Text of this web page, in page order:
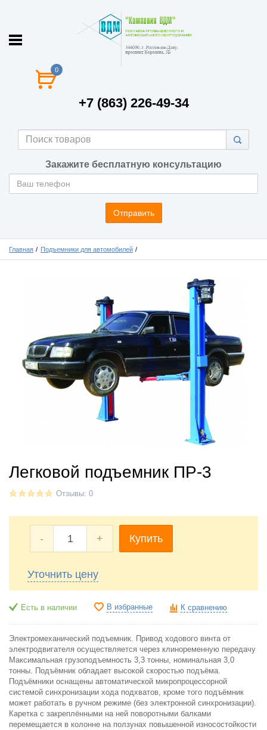
0
+7 (863) 226-49-34
Закажите бесплатную консультацию
Отправить
Главная Подъемники для автомобилей
Легковой подъемник ПР-3
Отзывы: 0
- + Купить
Уточнить цену
Есть в наличии В избранные К сравнению
Электромеханический подъемник.
Привод ходового винта от
электродвигателя осуществляется через клиноременную передачу
Максимальная грузоподъемность 3,3 тонны, номинальная 3,0
тонны. Подъёмник обладает высокой скоростью подъёма.
Подъёмники оснащены автоматической микропроцессорной
системой синхронизации хода подхватов, кроме того подъёмник
может работать в ручном режиме (без электронной синхронизации).
Каретка с закреплёнными на ней поворотными балками
перемещается в колонне на ползунах повышенной износостойкости